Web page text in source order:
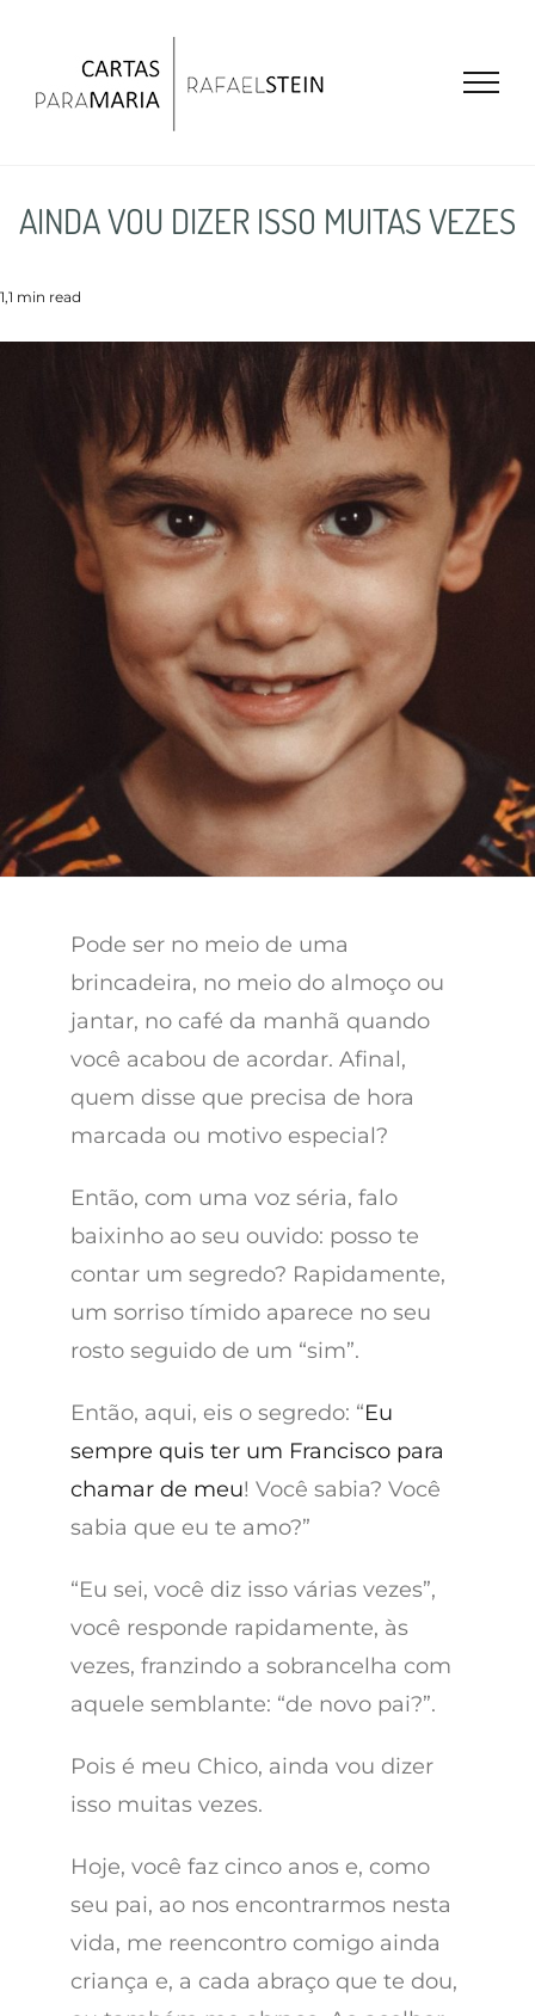
AINDA VOU DIZER ISSO MUITAS VEZES
1,1 min read
Pode ser no meio de uma
brincadeira, no meio do almoço ou
jantar, no café da manhã quando
você acabou de acordar. Afinal,
quem disse que precisa de hora
marcada ou motivo especial?
Então, com uma voz séria, falo
baixinho ao seu ouvido: posso te
contar um segredo? Rapidamente,
um sorriso tímido aparece no seu
rosto seguido de um “sim”.
Então, aqui, eis o segredo: “Eu
sempre quis ter um Francisco para
chamar de meu! Você sabia? Você
sabia que eu te amo?”
“Eu sei, você diz isso várias vezes”,
você responde rapidamente, às
vezes, franzindo a sobrancelha com
aquele semblante: “de novo pai?”.
Pois é meu Chico, ainda vou dizer
isso muitas vezes.
Hoje, você faz cinco anos e, como
seu pai, ao nos encontrarmos nesta
vida, me reencontro comigo ainda
criança e, a cada abraço que te dou,